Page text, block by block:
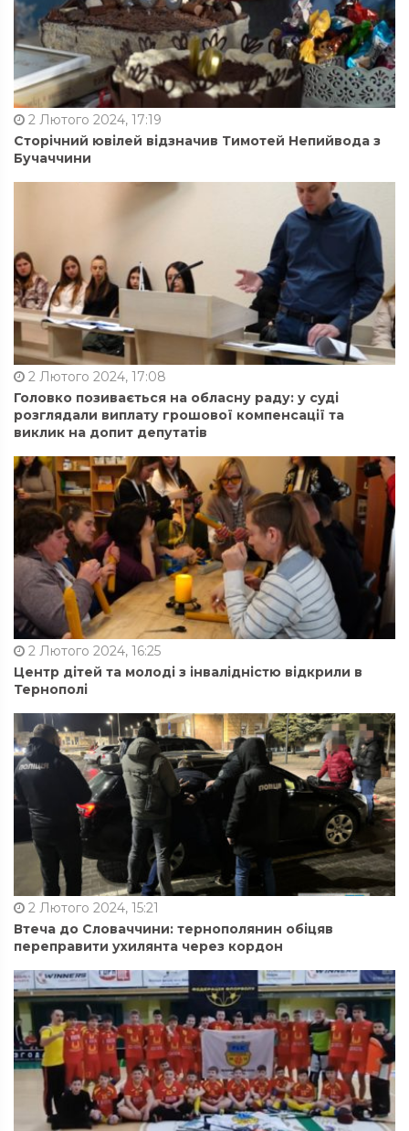
2 Лютого 2024, 17:19
Сторічний ювілей відзначив Тимотей Непийвода з
Бучаччини
2 Лютого 2024, 17:08
Головко позивається на обласну раду: у суді
розглядали виплату грошової компенсації та
виклик на допит депутатів
2 Лютого 2024, 16:25
Центр дітей та молоді з інвалідністю відкрили в
Тернополі
2 Лютого 2024, 15:21
Втеча до Словаччини: тернополянин обіцяв
переправити ухилянта через кордон